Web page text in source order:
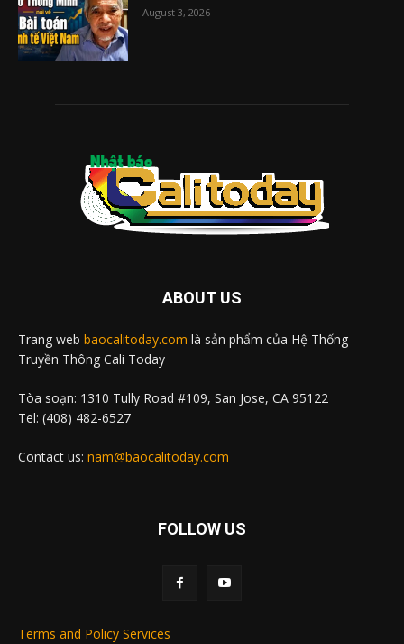
August 3, 2026
ABOUT US
Trang web baocalitoday.com là sản phẩm của Hệ Thống
Truyền Thông Cali Today
Tòa soạn: 1310 Tully Road #109, San Jose, CA 95122
Tel: (408) 482-6527
Contact us: nam@baocalitoday.com
FOLLOW US
Terms and Policy Services